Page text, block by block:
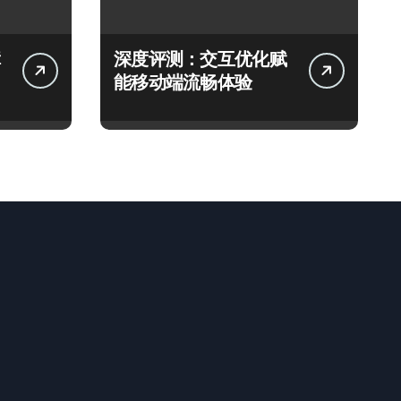
深度评测：交互优化赋
能移动端流畅体验